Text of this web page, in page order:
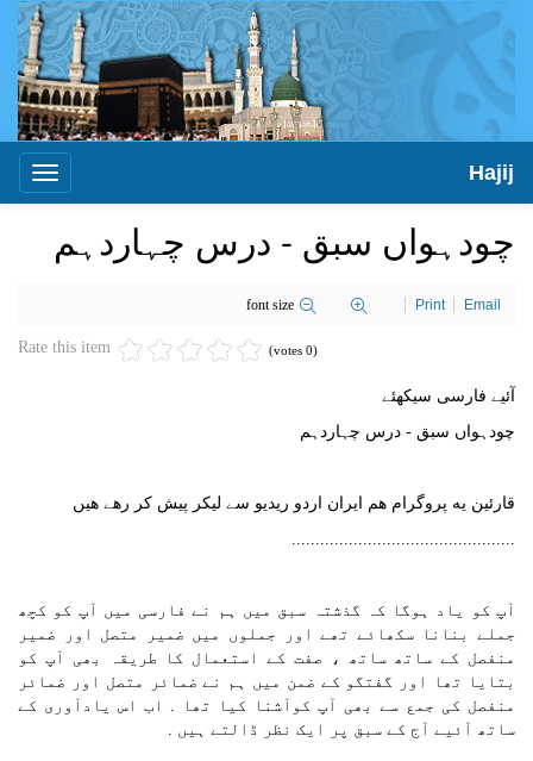
Toggle
Hajij
چودہواں سبق - درس چہاردہم
font size Print Email
Rate this item (0 votes)
آئیے فارسی سیکھئے
چودہواں سبق - درس چہاردہم
قارئین یه پروگرام هم ایران اردو ریدیو سے لیکر پیش کر رهے هیں
...............................................
آپ کو یاد ہوگا کہ گذشتہ سبق میں ہم نے فارسی میں آپ کو کچھ
جملے بنانا سکھائے تھے اور جملوں میں ضمیر متصل اور ضمیر
منفصل کے ساتھ ساتھ ، صفت کے استعمال کا طریقہ بھی آپ کو
بتایا تھا اور گفتگو کے ضمن میں ہم نے ضمائر متصل اور ضمائر
منفصل کی جمع سے بھی آپ کوآشنا کیا تھا . اب اس یادآوری کے
ساتھ آئیے آج کے سبق پر ایک نظر ڈالتے ہیں .